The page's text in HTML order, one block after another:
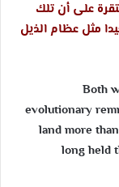
على أن تلك
مثل عظام الذيل
Both
evolutionary
land more
long held